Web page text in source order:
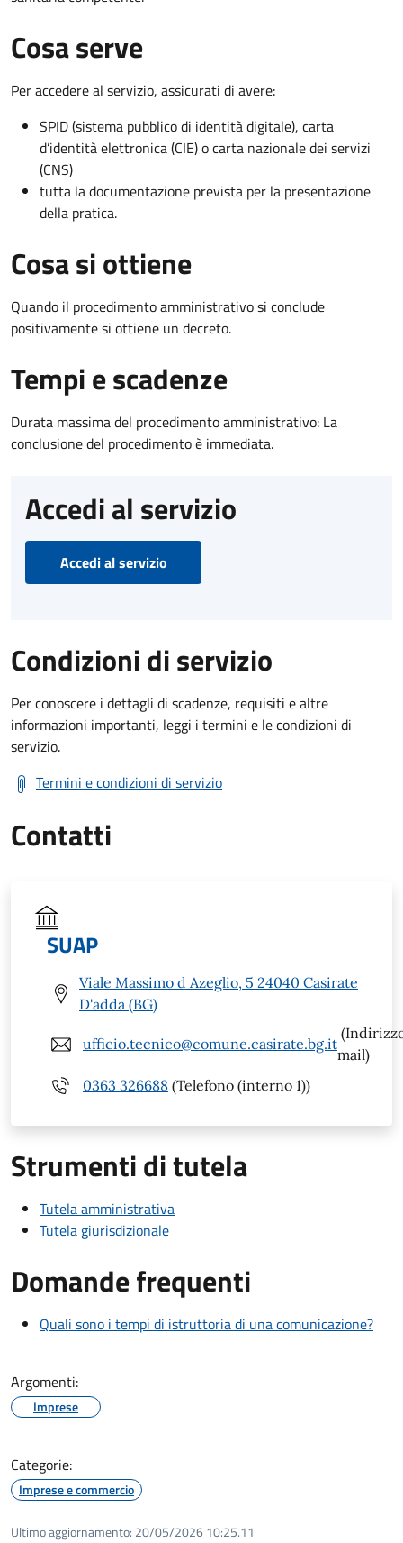
Cosa serve
Per accedere al servizio, assicurati di avere:
SPID (sistema pubblico di identità digitale), carta
d’identità elettronica (CIE) o carta nazionale dei servizi
(CNS)
tutta la documentazione prevista per la presentazione
della pratica.
Cosa si ottiene
Quando il procedimento amministrativo si conclude
positivamente si ottiene un decreto.
Tempi e scadenze
Durata massima del procedimento amministrativo: La
conclusione del procedimento è immediata.
Accedi al servizio
Accedi al servizio
Condizioni di servizio
Per conoscere i dettagli di scadenze, requisiti e altre
informazioni importanti, leggi i termini e le condizioni di
servizio.
Termini e condizioni di servizio
Contatti
SUAP
Viale Massimo d Azeglio, 5 24040 Casirate
D'adda (BG)
ufficio.tecnico@comune.casirate.bg.it
mail)
0363 326688 (Telefono (interno 1))
Strumenti di tutela
Tutela amministrativa
Tutela giurisdizionale
Domande frequenti
Quali sono i tempi di istruttoria di una comunicazione?
Argomenti:
Imprese
Categorie:
Imprese e commercio
Ultimo aggiornamento: 20/05/2026 10:25.11